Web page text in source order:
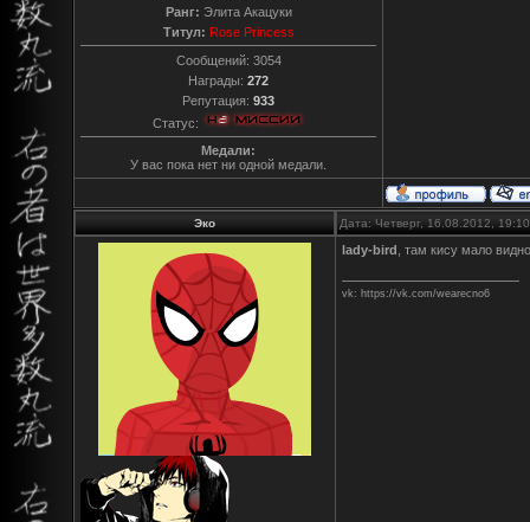
Ранг: Элита Акацуки
Титул: Rose Princess
Сообщений: 3054
Награды: 272
Репутация: 933
Статус:
Медали:
У вас пока нет ни одной медали.
Эко Дата: Четверг, 16.08.2012,
lady-bird , там кису мало
vk: https://vk.com/wearecno6